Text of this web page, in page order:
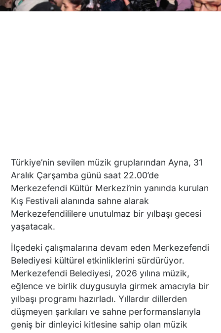
Türkiye’nin sevilen müzik gruplarından Ayna, 31
Aralık Çarşamba günü saat 22.00’de
Merkezefendi Kültür Merkezi’nin yanında kurulan
Kış Festivali alanında sahne alarak
Merkezefendililere unutulmaz bir yılbaşı gecesi
yaşatacak.
İlçedeki çalışmalarına devam eden Merkezefendi
Belediyesi kültürel etkinliklerini sürdürüyor.
Merkezefendi Belediyesi, 2026 yılına müzik,
eğlence ve birlik duygusuyla girmek amacıyla bir
yılbaşı programı hazırladı. Yıllardır dillerden
düşmeyen şarkıları ve sahne performanslarıyla
geniş bir dinleyici kitlesine sahip olan müzik